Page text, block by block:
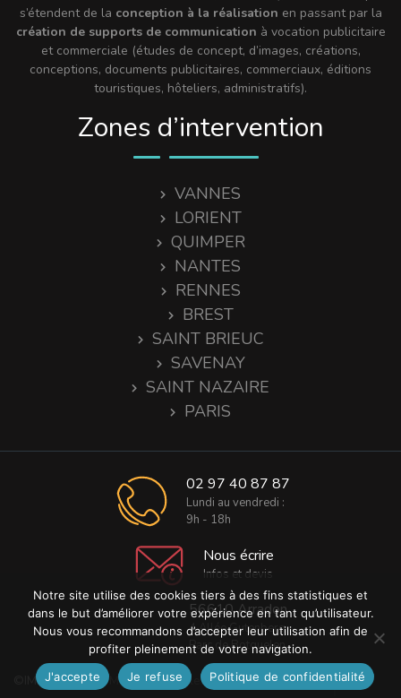
s’étendent de la conception à la réalisation en passant par la
création de supports de communication à vocation publicitaire
et commerciale (études de concept, d’images, créations,
conceptions, documents publicitaires, commerciaux, éditions
touristiques, hôteliers, administratifs).
Zones d’intervention
VANNES
LORIENT
QUIMPER
NANTES
RENNES
BREST
SAINT BRIEUC
SAVENAY
SAINT NAZAIRE
PARIS
02 97 40 87 87
Lundi au vendredi :
9h - 18h
Nous écrire
Infos et devis
56610 Arradon
4 Allée Gutenberg
Parc de Botquelen
©IMPRIGRAPH - Mentions légales
Notre site utilise des cookies tiers à des fins statistiques et
dans le but d’améliorer votre expérience en tant qu’utilisateur.
Nous vous recommandons d’accepter leur utilisation afin de
profiter pleinement de votre navigation.
J'accepte
Je refuse Politique de confidentialité